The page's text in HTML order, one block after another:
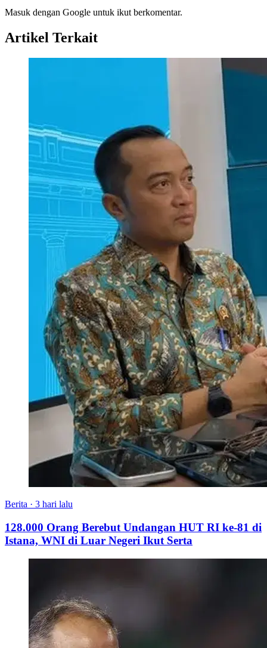
Masuk dengan Google untuk ikut berkomentar.
Artikel Terkait
Berita · 3 hari lalu
128.000 Orang Berebut Undangan HUT RI ke-81 di
Istana, WNI di Luar Negeri Ikut Serta